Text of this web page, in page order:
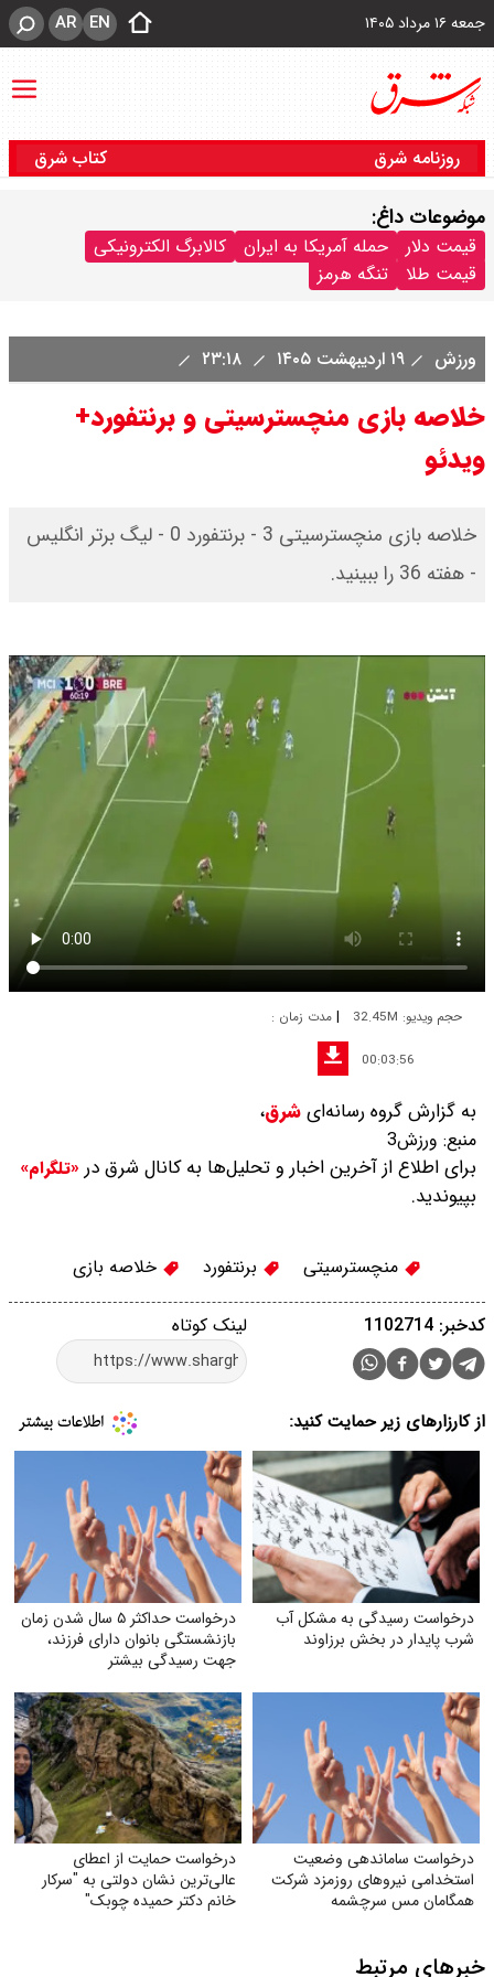
جمعه ۱۶ مرداد ۱۴۰۵ EN
AR
روزنامه شرق کتاب شرق
موضوعات داغ:
قیمت دلار حمله آمریکا به ایران
کالابرگ الکترونیکی
قیمت طلا
تنگه هرمز
ورزش ۱۹ اردیبهشت ۱۴۰۵
خلاصه بازی منچسترسیتی و برنتفورد+
ویدئو
خلاصه بازی منچسترسیتی 3 - برنتفورد 0 - لیگ برتر انگلیس
- هفته 36 را ببینید.
حجم ویدیو: 32.45M |مدت زمان :
00:03:56
به گزارش گروه رسانه‌ایشرق،
منبع: ورزش3
برای اطلاع از آخرین اخبار و تحلیل‌ها به کانال شرق در «تلگرام»
بپیوندید.
منچسترسیتی برنتفورد خلاصه بازی
لینک کوتاه کدخبر: 1102714
از کارزارهای زیر حمایت کنید:
درخواست رسیدگی به مشکل آب
شرب ‌پایدار در بخش برزاوند
درخواست حداکثر ۵ سال شدن زمان
بازنشستگی بانوان دارای فرزند،
جهت رسیدگی بیشتر
درخواست ساماندهی وضعیت
استخدامی نیروهای روزمزد شرکت
همگامان مس سرچشمه
درخواست حمایت از اعطای
عالی‌ترین نشان دولتی به "سرکار
خانم دکتر حمیده چوبک"
خبرهای مرتبط